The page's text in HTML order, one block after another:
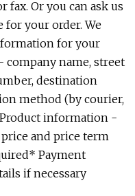
fax. Or you can ask us
for your order. We
for your
name, street
destination
method (by courier,
information -
and price term
Payment
if necessary